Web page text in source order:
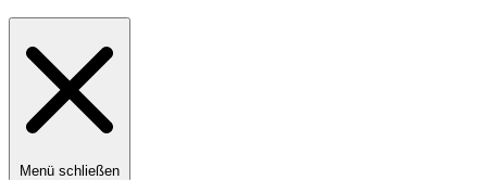
Menü schließen